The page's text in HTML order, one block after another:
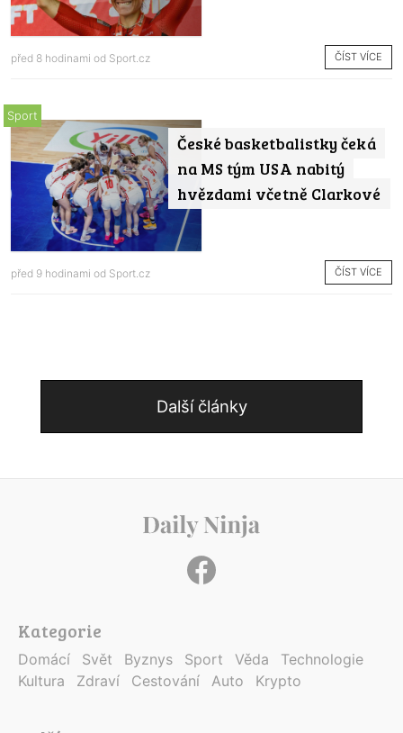
před 8 hodinami od Sport.cz ČÍST VÍCE
České basketbalistky čeká
na MS tým USA nabitý
hvězdami včetně Clarkové
Sport
před 9 hodinami od Sport.cz ČÍST VÍCE
Další články
Kategorie
Domácí Svět Byznys Sport Věda
Technologie
Kultura
Zdraví Cestování Auto Krypto